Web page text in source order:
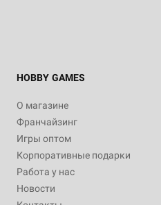
HOBBY GAMES
О магазине
Франчайзинг
Игры оптом
Корпоративные подарки
Работа у нас
Новости